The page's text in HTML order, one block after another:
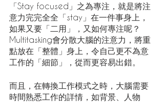
「Stay focused」之為專注，就是將注
意力完完全全「stay」在一件事身上，
如果又要「二用」，又如何專注呢？
Multitasking會分散大腦的注意力，將重
點放在「整體」身上，令自己更不為意
工作的「細節」，從而更容易出錯。
而且，在轉換工作模式之時，大腦需要
時間熟悉工作的詳情，如背景、人物